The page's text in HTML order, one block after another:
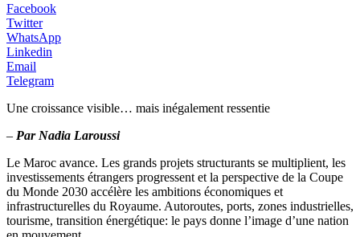
Facebook
Twitter
WhatsApp
Linkedin
Email
Telegram
Une croissance visible… mais inégalement ressentie
– Par Nadia Laroussi
Le Maroc avance. Les grands projets structurants se multiplient, les
investissements étrangers progressent et la perspective de la Coupe
du Monde 2030 accélère les ambitions économiques et
infrastructurelles du Royaume. Autoroutes, ports, zones industrielles,
tourisme, transition énergétique: le pays donne l’image d’une nation